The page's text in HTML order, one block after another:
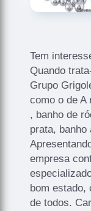
Tem
Quando
Grupo
como o de A
, banho de
prata,
empresa
bom estado,
de todos.